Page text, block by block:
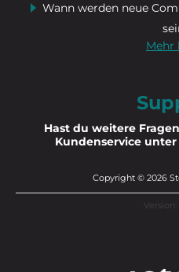
Wann werden neue
Mehr
Hast du weitere
Kundenservice unter
Copyright © 2026
Version: